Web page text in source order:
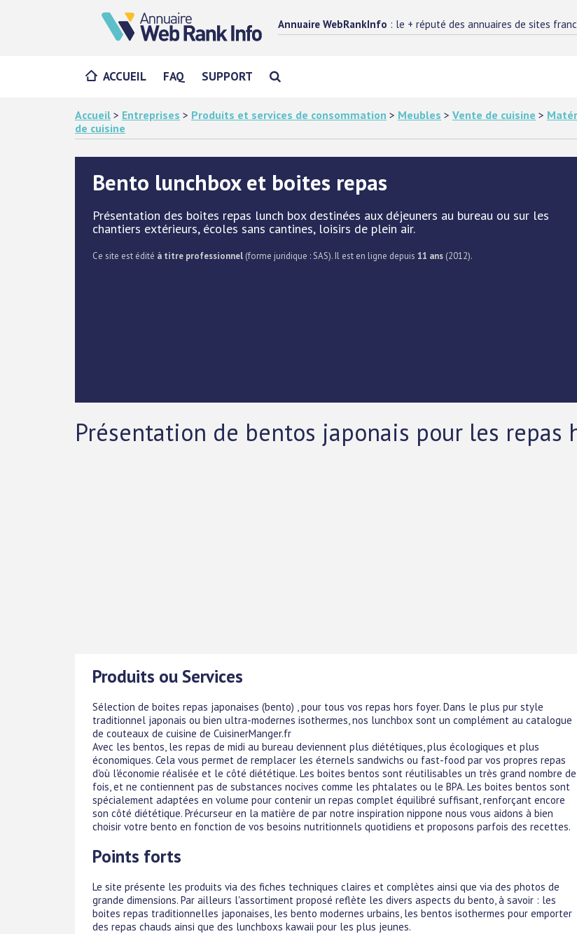
Annuaire WebRankInfo : le + réputé des annuaires de sites
ACCUEIL FAQ SUPPORT
Accueil > Entreprises > Produits et services de consommation > Meubles > Vente de cuisine >
de cuisine
Bento lunchbox et boites repas
Présentation des boites repas lunch box destinées aux déjeuners au bureau ou sur les
chantiers extérieurs, écoles sans cantines, loisirs de plein air.
Ce site est édité à titre professionnel (forme juridique : SAS). Il est en ligne depuis 11 ans (2012).
Présentation de bentos japonais pour les repas
Produits ou Services
Sélection de boites repas japonaises (bento) , pour tous vos repas hors foyer. Dans le plus pur style
traditionnel japonais ou bien ultra-modernes isothermes, nos lunchbox sont un complément au catalogue
de couteaux de cuisine de CuisinerManger.fr
Avec les bentos, les repas de midi au bureau deviennent plus diététiques, plus écologiques et plus
économiques. Cela vous permet de remplacer les éternels sandwichs ou fast-food par vos propres repas
d'où l'économie réalisée et le côté diététique. Les boites bentos sont réutilisables un très grand nombre de
fois, et ne contiennent pas de substances nocives comme les phtalates ou le BPA. Les boites bentos sont
spécialement adaptées en volume pour contenir un repas complet équilibré suffisant, renforçant encore
son côté diététique. Précurseur en la matière de par notre inspiration nippone nous vous aidons à bien
choisir votre bento en fonction de vos besoins nutritionnels quotidiens et proposons parfois des recettes.
Points forts
Le site présente les produits via des fiches techniques claires et complètes ainsi que via des photos de
grande dimensions. Par ailleurs l'assortiment proposé reflète les divers aspects du bento, à savoir : les
boites repas traditionnelles japonaises, les bento modernes urbains, les bentos isothermes pour emporter
des repas chauds ainsi que des lunchboxs kawaii pour les plus jeunes.